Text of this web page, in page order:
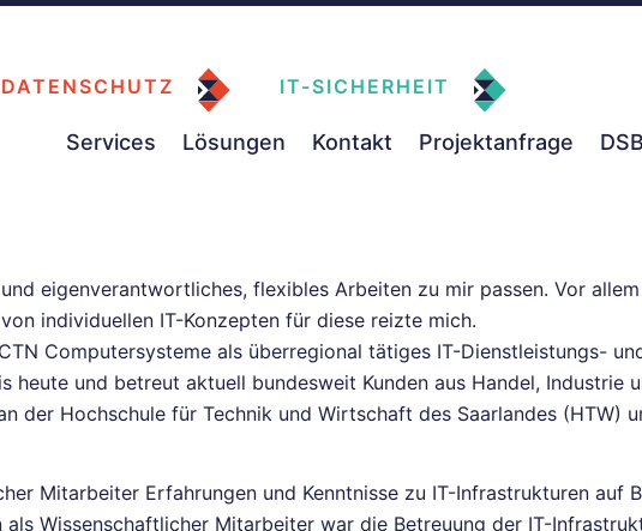
DATENSCHUTZ IT-SICHERHEIT
Services Lösungen Kontakt Projektanfrage
eigenverantwortliches, flexibles Arbeiten zu mir passen. Vor
individuellen IT-Konzepten für diese reizte mich.
Computersysteme als überregional tätiges IT-Dienstleistungs-
heute und betreut aktuell bundesweit Kunden aus Handel, Industrie
der Hochschule für Technik und Wirtschaft des Saarlandes (HTW)
Mitarbeiter Erfahrungen und Kenntnisse zu IT-Infrastrukturen auf
Wissenschaftlicher Mitarbeiter war die Betreuung der IT-